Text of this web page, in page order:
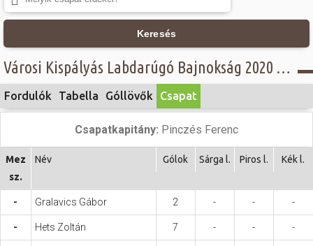
Sport
Szabadidő
Hasznos
Keresés
Városi Kispályás Labdarúgó Bajnokság 2020 - Öregfiúk csoport, B osztály - Aptív Öregfiúk
Fordulók Tabella Góllövők Csapat
Csapatkapitány: Pinczés Ferenc
Mez
sz.
Név Gólok Sárga l. Piros l. Kék l.
- Gralavics Gábor 2 - - -
- Hets Zoltán 7 - - -